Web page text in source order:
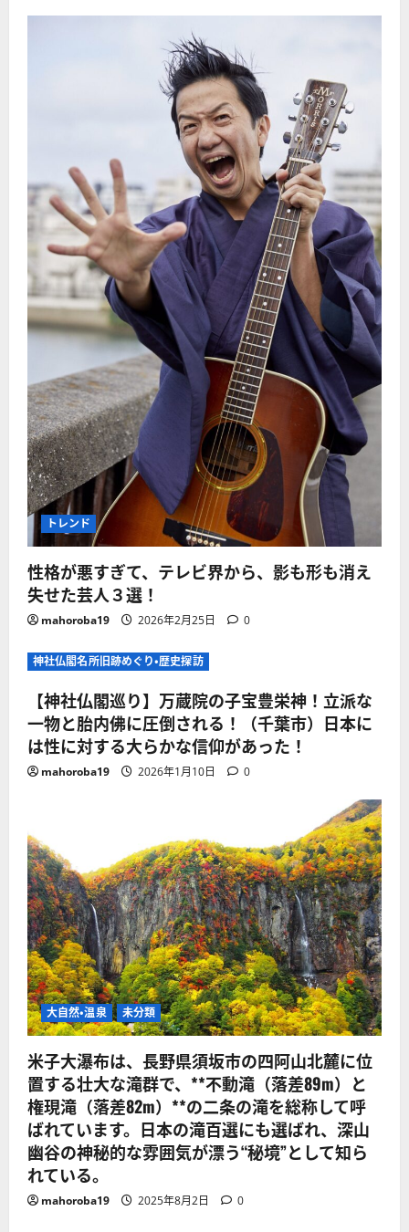
トレンド
性格が悪すぎて、テレビ界から、影も形も消え
失せた芸人３選！
mahoroba19 2026年2月25日 0
神社仏閣名所旧跡めぐり・歴史探訪
【神社仏閣巡り】万蔵院の子宝豊栄神！立派な
一物と胎内佛に圧倒される！（千葉市）日本に
は性に対する大らかな信仰があった！
mahoroba19 2026年1月10日 0
大自然・温泉 未分類
米子大瀑布は、長野県須坂市の四阿山北麓に位
置する壮大な滝群で、**不動滝（落差89m）と
権現滝（落差82m）**の二条の滝を総称して呼
ばれています。日本の滝百選にも選ばれ、深山
幽谷の神秘的な雰囲気が漂う“秘境”として知ら
れている。
mahoroba19 2025年8月2日 0